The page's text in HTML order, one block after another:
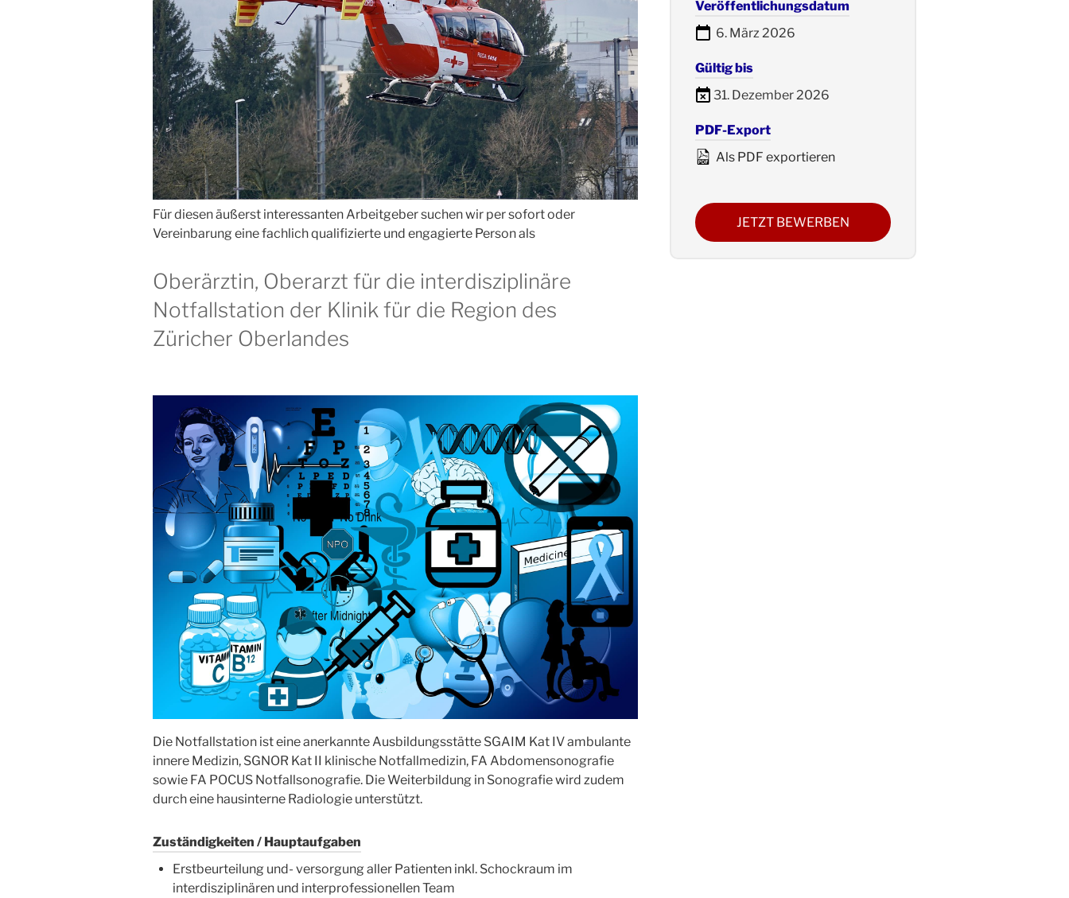
Für diesen äußerst interessanten Arbeitgeber suchen wir per sofort oder
Vereinbarung eine fachlich qualifizierte und engagierte Person als
Oberärztin, Oberarzt für die interdisziplinäre
Notfallstation der Klinik für die Region des
Züricher Oberlandes
Die Notfallstation ist eine anerkannte Ausbildungsstätte SGAIM Kat IV ambulante
innere Medizin, SGNOR Kat II klinische Notfallmedizin, FA Abdomensonografie
sowie FA POCUS Notfallsonografie. Die Weiterbildung in Sonografie wird zudem
durch eine hausinterne Radiologie unterstützt.
Zuständigkeiten / Hauptaufgaben
Erstbeurteilung und- versorgung aller Patienten inkl. Schockraum im
interdisziplinären und interprofessionellen Team
Veröffentlichungsdatum
6. März 2026
Gültig bis
31. Dezember 2026
PDF-Export
Als PDF exportieren
JETZT BEWERBEN